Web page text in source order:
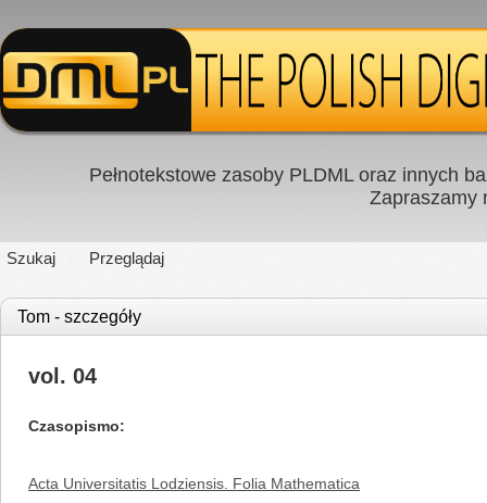
Pełnotekstowe zasoby PLDML oraz innych
Zapraszamy
Szukaj Przeglądaj
Tom - szczegóły
vol. 04
Czasopismo
Acta Universitatis Lodziensis. Folia Mathematica